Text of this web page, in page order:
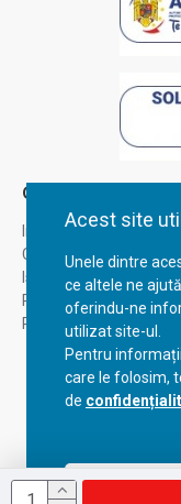
Acest site
Unele dintre
ce altele ne
oferindu-ne
utilizat site-ul.
Pentru
care le folosim,
de
Acceptă
Contul Meu
Inregistrare
Contul meu
Istoric comenzi
Recuperare parola
Returnare produs